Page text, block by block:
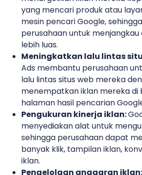
yang mencari produk atau
mesin pencari Google,
perusahaan untuk menjangkau
lebih luas.
Meningkatkan lalu lintas
Ads membantu perusahaan
lalu lintas situs web mereka
menempatkan iklan mereka di
halaman hasil pencarian
Pengukuran kinerja iklan:
menyediakan alat untuk
sehingga perusahaan dapat
banyak klik, tampilan iklan,
iklan.
Pengelolaan anggaran iklan: